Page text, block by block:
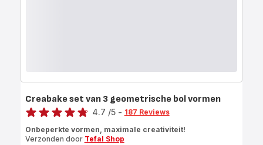
Creabake set van 3 geometrische bol vormen
Score
4.7 /5 - 187 Reviews
Onbeperkte vormen, maximale creativiteit!
Verzonden door Tefal Shop